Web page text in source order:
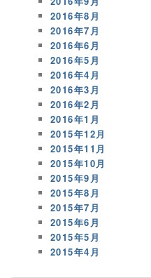
2016年8月
2016年7月
2016年6月
2016年5月
2016年4月
2016年3月
2016年2月
2016年1月
2015年12月
2015年11月
2015年10月
2015年9月
2015年8月
2015年7月
2015年6月
2015年5月
2015年4月